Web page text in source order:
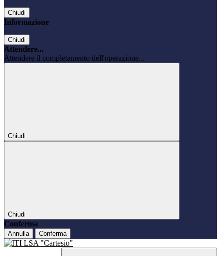
Chiudi
Informazione
Chiudi
Attendere...
Attendere il completamento dell'operazione...
Chiudi
Chiudi
Conferma
Annulla Conferma